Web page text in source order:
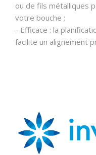
ou de fils métalliques
votre bouche ;
- Efficace : la
facilite un alignement